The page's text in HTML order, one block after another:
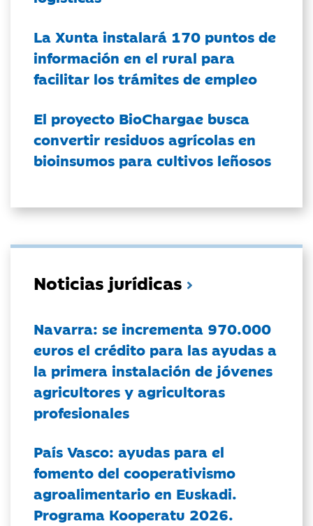
La Xunta instalará 170 puntos de
información en el rural para
facilitar los trámites de empleo
El proyecto BioChargae busca
convertir residuos agrícolas en
bioinsumos para cultivos leñosos
Noticias jurídicas
Navarra: se incrementa 970.000
euros el crédito para las ayudas a
la primera instalación de jóvenes
agricultores y agricultoras
profesionales
País Vasco: ayudas para el
fomento del cooperativismo
agroalimentario en Euskadi.
Programa Kooperatu 2026.